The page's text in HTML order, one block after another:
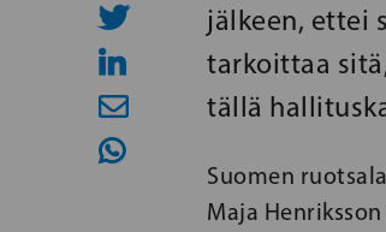
jälkeen, ettei
tarkoittaa
tällä
Suomen
Maja